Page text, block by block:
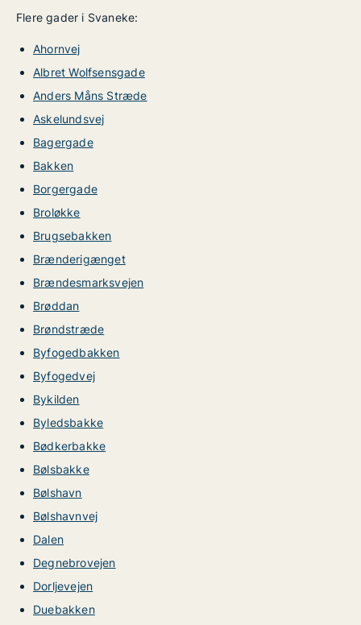
Flere gader i Svaneke:
Ahornvej
Albret Wolfsensgade
Anders Måns Stræde
Askelundsvej
Bagergade
Bakken
Borgergade
Broløkke
Brugsebakken
Brænderigænget
Brændesmarksvejen
Brøddan
Brøndstræde
Byfogedbakken
Byfogedvej
Bykilden
Byledsbakke
Bødkerbakke
Bølsbakke
Bølshavn
Bølshavnvej
Dalen
Degnebrovejen
Dorljevejen
Duebakken